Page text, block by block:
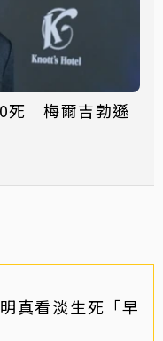
死 梅爾吉勃遜
真看淡生死「早